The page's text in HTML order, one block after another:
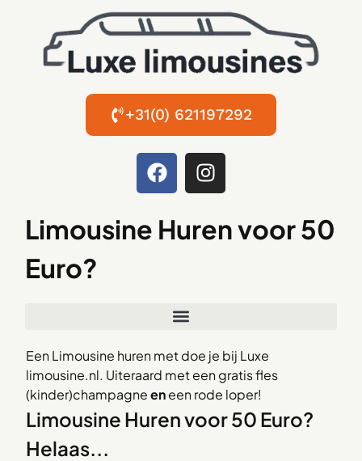
+31(0) 621197292
Limousine Huren voor 50
Euro?
Een Limousine huren met doe je bij Luxe
limousine.nl. Uiteraard met een gratis fles
(kinder)champagneeneen rode loper!
Limousine Huren voor 50 Euro?
Helaas...